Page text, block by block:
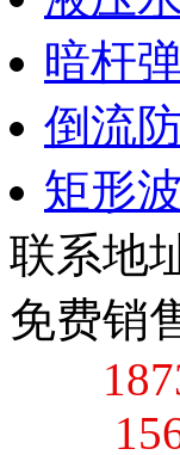
暗杆
倒流
矩形
联系地
免费销